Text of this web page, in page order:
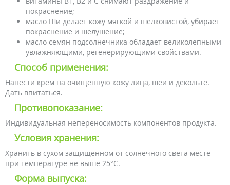
покраснение;
масло Ши делает кожу мягкой и шелковистой, убирает
покраснение и шелушение;
масло семян подсолнечника обладает великолепными
увлажняющими, регенерирующими свойствами.
Способ применения:
Нанести крем на очищенную кожу лица, шеи и декольте.
Дать впитаться.
Противопоказание:
Индивидуальная непереносимость компонентов продукта.
Условия хранения:
Хранить в сухом защищенном от солнечного света месте
при температуре не выше 25°С.
Форма выпуска: